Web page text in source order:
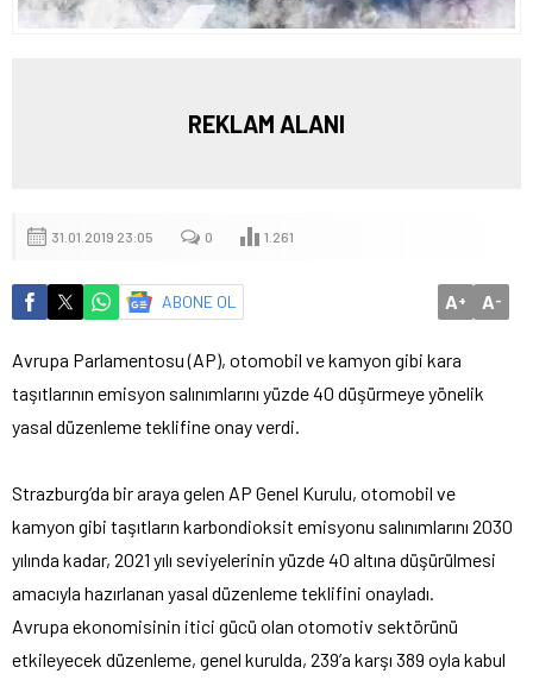
REKLAM ALANI
31.01.2019 23:05 0 1.261
ABONE OL A+ A-
Avrupa Parlamentosu (AP), otomobil ve kamyon gibi kara
taşıtlarının emisyon salınımlarını yüzde 40 düşürmeye yönelik
yasal düzenleme teklifine onay verdi.
Strazburg’da bir araya gelen AP Genel Kurulu, otomobil ve
kamyon gibi taşıtların karbondioksit emisyonu salınımlarını 2030
yılında kadar, 2021 yılı seviyelerinin yüzde 40 altına düşürülmesi
amacıyla hazırlanan yasal düzenleme teklifini onayladı.
Avrupa ekonomisinin itici gücü olan otomotiv sektörünü
etkileyecek düzenleme, genel kurulda, 239’a karşı 389 oyla kabul